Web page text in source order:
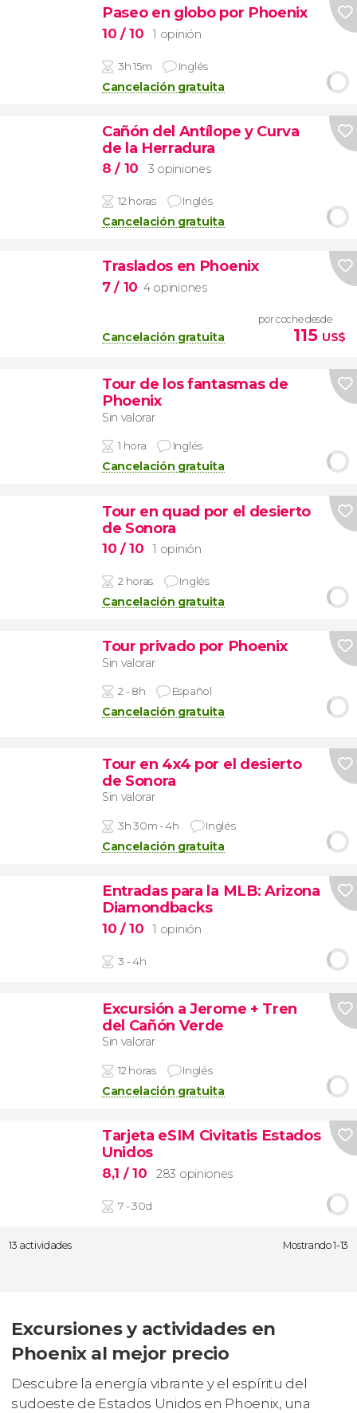
Paseo en globo por Phoenix
10 / 10 1 opinión
3h 15m Inglés
Cancelación gratuita
Cañón del Antílope y Curva
de la Herradura
8/ 10 3 opiniones
12 horas Inglés
Cancelación gratuita
Traslados en Phoenix
7/ 10 4 opiniones
Cancelación gratuita
por coche desde
115 US$
Tour de los fantasmas de
Phoenix
Sin valorar
1 hora Inglés
Cancelación gratuita
Tour en quad por el desierto
de Sonora
10 / 10 1 opinión
2 horas Inglés
Cancelación gratuita
Tour privado por Phoenix
Sin valorar
2 - 8h Español
Cancelación gratuita
Tour en 4x4 por el desierto
de Sonora
Sin valorar
3h 30m - 4h Inglés
Cancelación gratuita
Entradas para la MLB: Arizona
Diamondbacks
10 / 10 1 opinión
3 - 4h
Excursión a Jerome + Tren
del Cañón Verde
Sin valorar
12 horas Inglés
Cancelación gratuita
Tarjeta eSIM Civitatis Estados
Unidos
8,1 / 10 283 opiniones
7 - 30d
13 actividades Mostrando 1-13
Excursiones y actividades en
Phoenix al mejor precio
Descubre la energía vibrante y el espíritu del
sudoeste de Estados Unidos en Phoenix, una